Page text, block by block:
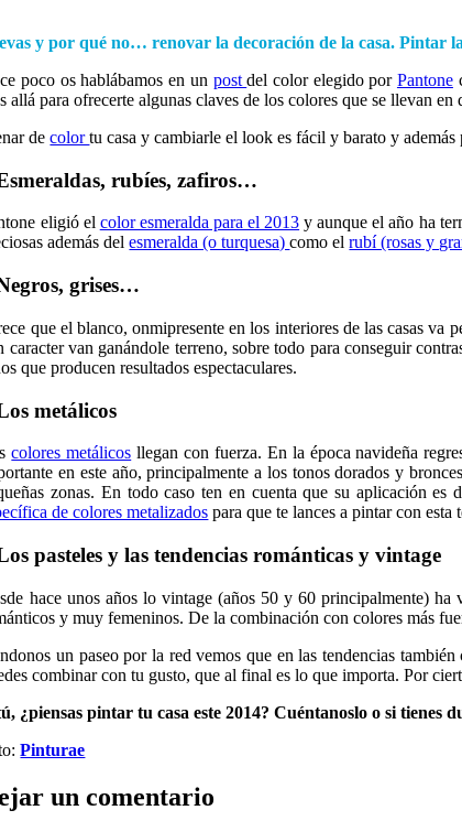
y por qué no… renovar la decoración de la casa. Pintar
poco os hablábamos en un postdel color elegido por Pantone
allá para ofrecerte algunas claves de los colores que se llevan
decolortu casa y cambiarle el look es fácil y barato y
rubíes, zafiros…
eligió el color esmeralda para el 2013 y aunque el año ha
además delesmeralda (o turquesa)como elrubí (rosas y
grises…
que el blanco, onmipresente en los interiores de las casas
caracter van ganándole terreno, sobre todo para conseguir
que producen resultados espectaculares.
metálicos
colores metálicos llegan con fuerza. En la época navideña
en este año, principalmente a los tonos dorados y
zonas. En todo caso ten en cuenta que su aplicación
de colores metalizados para que te lances a pintar con esta
pasteles y las tendencias románticas y vintage
hace unos años lo vintage (años 50 y 60 principalmente)
y muy femeninos. De la combinación con colores más
un paseo por la red vemos que en las tendencias
combinar con tu gusto, que al final es lo que importa. Por
¿piensas pintar tu casa este 2014? Cuéntanoslo o si tienes
Pinturae
un comentario